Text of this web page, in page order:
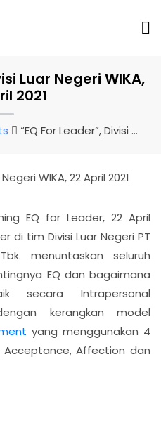
Luar Negeri WIKA,
2021
“EQ For Leader”, Divisi Luar Negeri WIKA, 22 April 2021
EQ for Leader, 22 April
di tim Divisi Luar Negeri PT
menuntaskan seluruh
EQ dan bagaimana
secara Intrapersonal
kerangkan model
yang menggunakan 4
Acceptance, Affection dan